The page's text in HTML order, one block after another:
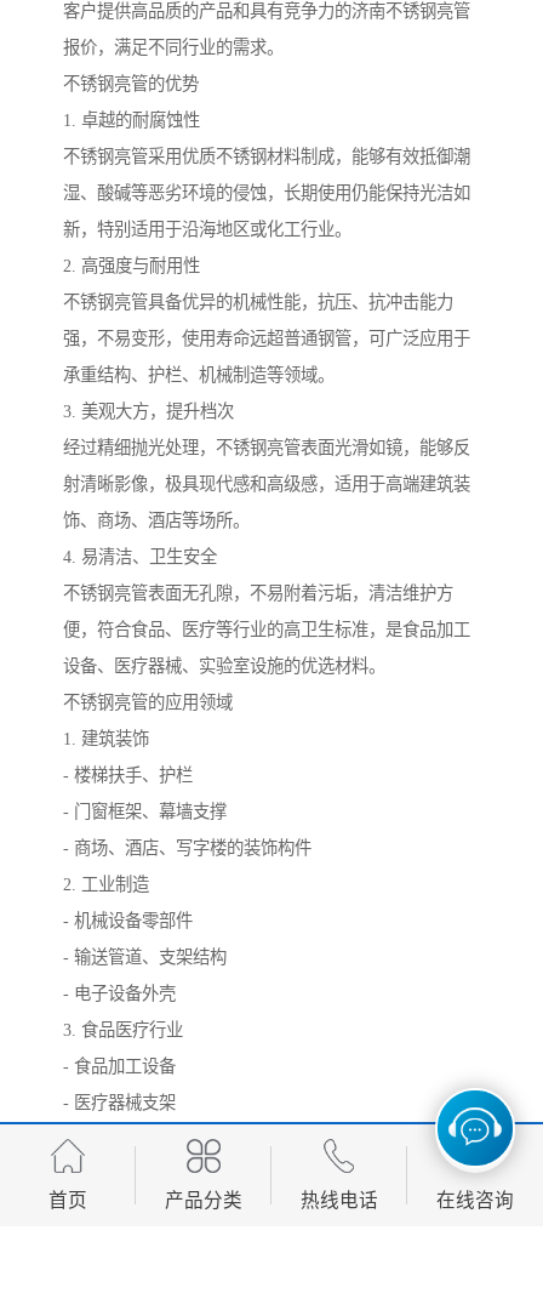
客户提供高品质的产品和具有竞争力的济南不锈钢亮管
报价，满足不同行业的需求。
不锈钢亮管的优势
1. 卓越的耐腐蚀性
不锈钢亮管采用优质不锈钢材料制成，能够有效抵御潮
湿、酸碱等恶劣环境的侵蚀，长期使用仍能保持光洁如
新，特别适用于沿海地区或化工行业。
2. 高强度与耐用性
不锈钢亮管具备优异的机械性能，抗压、抗冲击能力
强，不易变形，使用寿命远超普通钢管，可广泛应用于
承重结构、护栏、机械制造等领域。
3. 美观大方，提升档次
经过精细抛光处理，不锈钢亮管表面光滑如镜，能够反
射清晰影像，极具现代感和高级感，适用于高端建筑装
饰、商场、酒店等场所。
4. 易清洁、卫生安全
不锈钢亮管表面无孔隙，不易附着污垢，清洁维护方
便，符合食品、医疗等行业的高卫生标准，是食品加工
设备、医疗器械、实验室设施的优选材料。
不锈钢亮管的应用领域
1. 建筑装饰
- 楼梯扶手、护栏
- 门窗框架、幕墙支撑
- 商场、酒店、写字楼的装饰构件
2. 工业制造
- 机械设备零部件
- 输送管道、支架结构
- 电子设备外壳
3. 食品医疗行业
- 食品加工设备
- 医疗器械支架
- 实验室台架
4. 家居及公共设施
- 家具框架
首页 产品分类 热线电话 在线咨询